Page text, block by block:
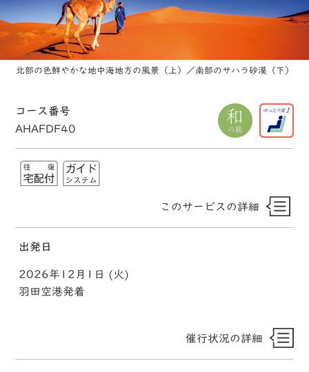
北部の色鮮やかな地中海地方の風景（上）／南部のサハラ砂漠（下）
コース番号
AHAFDF40
このサービスの詳細
出発日
2026年12月1日 (火)
羽田空港発着
催行状況の詳細